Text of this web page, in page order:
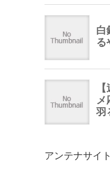
アンテナサイト